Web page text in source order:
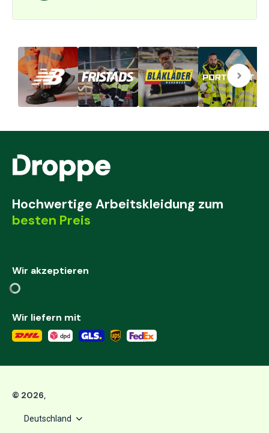
Hochwertige Arbeitskleidung zum
besten Preis
Wir akzeptieren
Wir liefern mit
© 2026,
Deutschland